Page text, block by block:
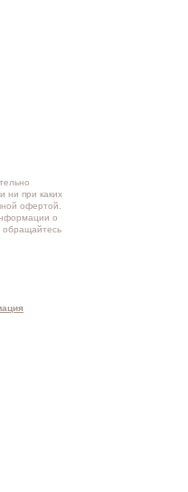
ни при каких
офертой.
о
обращайтесь